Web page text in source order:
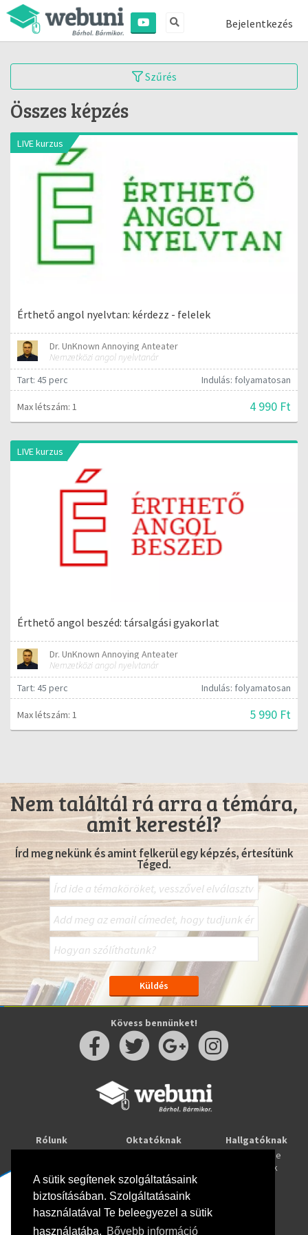
A sütik segítenek szolgáltatásaink
biztosításában. Szolgáltatásaink
használatával Te beleegyezel a sütik
használatába. Bővebb információ
Bejelentkezés
Szűrés
Összes képzés
LIVE kurzus
Érthető angol nyelvtan: kérdezz - felelek
Dr. UnKnown Annoying Anteater
Nemzetközi angol nyelvtanár
Tart: 45 perc
Indulás: folyamatosan
Max létszám: 1 4 990 Ft
LIVE kurzus
Érthető angol beszéd: társalgási gyakorlat
Dr. UnKnown Annoying Anteater
Nemzetközi angol nyelvtanár
Tart: 45 perc
Indulás: folyamatosan
Max létszám: 1 5 990 Ft
Nem találtál rá arra a témára,
amit kerestél?
Írd meg nekünk és amint felkerül egy képzés, értesítünk
Téged.
Kövess bennünket!
Rólunk
Oktatóknak
Webuni Stúdió
Hallgatóknak
Tanulj online
Képzések
Info
Adatkezelési tájékoztató
ÁSZF